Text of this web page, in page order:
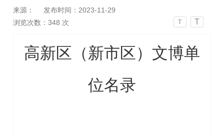
来源：
发布时间：2023-11-29
浏览次数：348 次 T T
高新区（新市区）文博单
位名录